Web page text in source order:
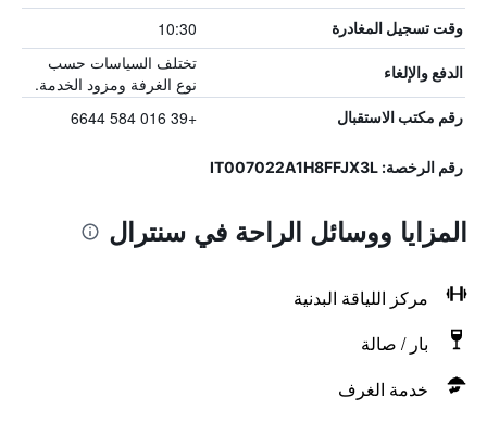
وقت تسجيل المغادرة 10:30
الدفع والإلغاء
تختلف السياسات حسب
نوع الغرفة ومزود الخدمة.
رقم مكتب الاستقبال +39 016 584 6644
رقم الرخصة: IT007022A1H8FFJX3L
المزايا ووسائل الراحة في سنترال
مركز اللياقة البدنية
بار / صالة
خدمة الغرف